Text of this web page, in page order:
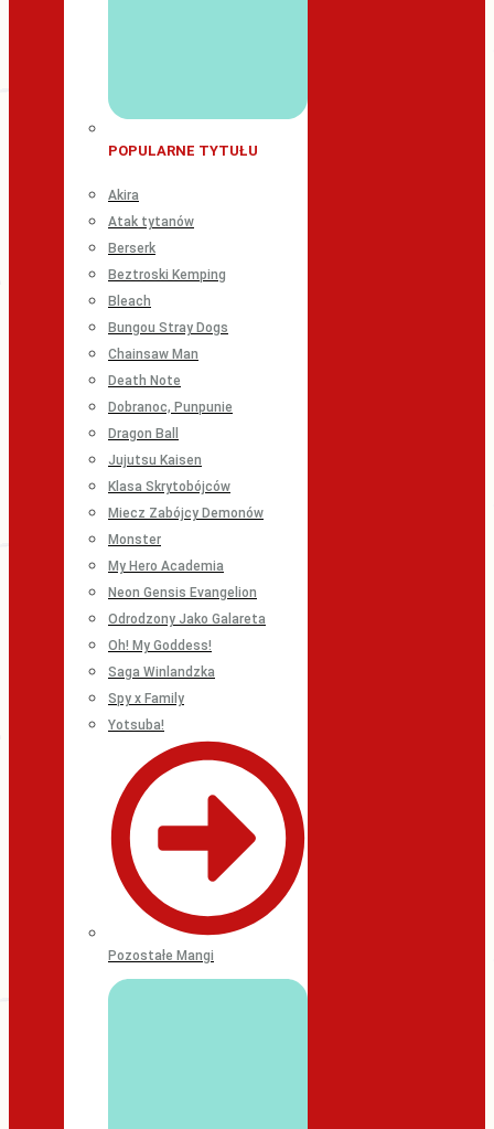
POPULARNE TYTUŁU
Akira
Atak tytanów
Berserk
Beztroski Kemping
Bleach
Bungou Stray Dogs
Chainsaw Man
Death Note
Dobranoc, Punpunie
Dragon Ball
Jujutsu Kaisen
Klasa Skrytobójców
Miecz Zabójcy Demonów
Monster
My Hero Academia
Neon Gensis Evangelion
Odrodzony Jako Galareta
Oh! My Goddess!
Saga Winlandzka
Spy x Family
Yotsuba!
Pozostałe Mangi